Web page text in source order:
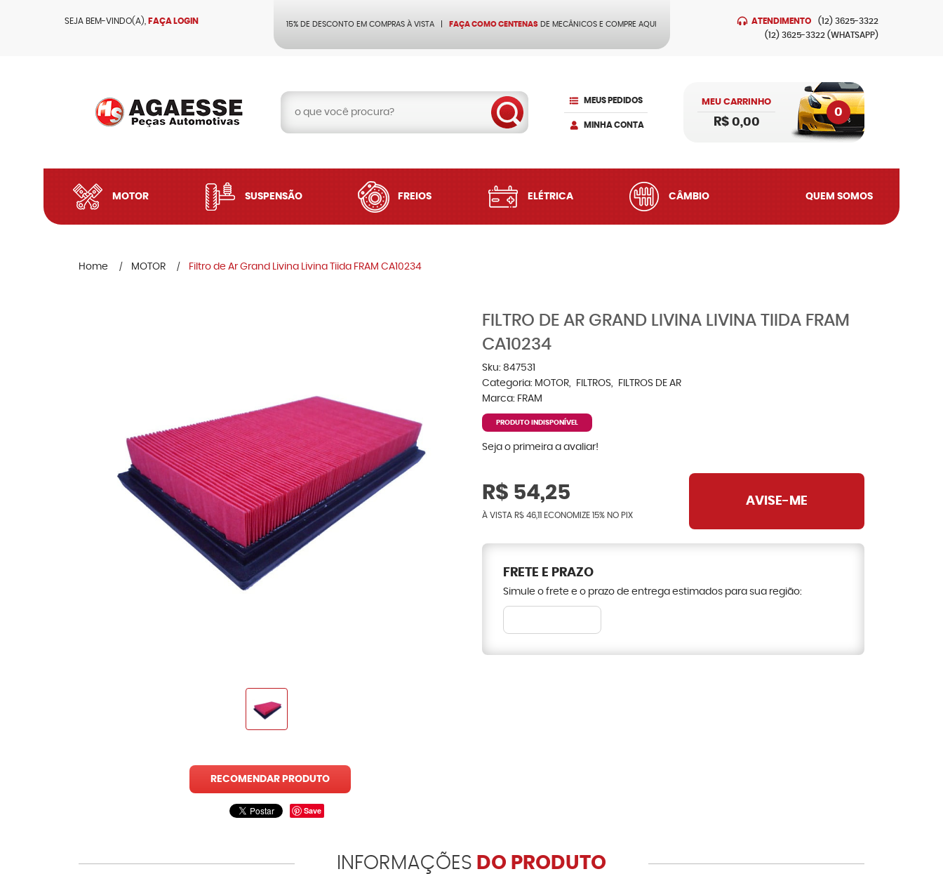
SEJA BEM-VINDO(A), FAÇA LOGIN 15% DE DESCONTO EM COMPRAS À VISTA FAÇA COMO CENTENAS DE MECÂNICOS E COMPRE AQUI ATENDIMENTO (12) 3625-3322
(12) 3625-3322 (WHATSAPP)
MEUS PEDIDOS
MINHA CONTA
MEU CARRINHO
0
R$ 0,00
MOTOR SUSPENSÃO FREIOS ELÉTRICA CÂMBIO QUEM SOMOS
Home MOTOR Filtro de Ar Grand Livina Livina Tiida FRAM CA10234
RECOMENDAR PRODUTO
Save
FILTRO DE AR GRAND LIVINA LIVINA TIIDA FRAM
CA10234
Sku: 847531
Categoria: MOTOR FILTROS
FILTROS DE AR
Marca: FRAM
PRODUTO INDISPONÍVEL
Seja o primeira a avaliar!
R$ 54,25
À VISTA R$ 46,11 ECONOMIZE 15% NO PIX
AVISE-ME
FRETE E PRAZO
Simule o frete e o prazo de entrega estimados para sua região:
INFORMAÇÕES DO PRODUTO